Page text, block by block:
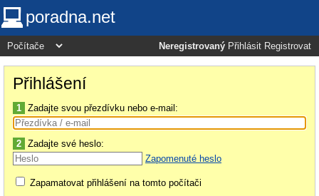
poradna.net
Neregistrovaný Přihlásit Registrovat
Přihlášení
1 Zadajte svou přezdívku nebo e-mail:
2 Zadajte své heslo:
Zapomenuté heslo
Zapamatovat přihlášení na tomto počítači